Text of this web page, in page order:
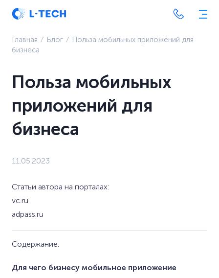
Главная ⁄ Блог ⁄ Польза мобильных приложений для
бизнеса
Польза мобильных
приложений для
бизнеса
11.05.2023
Статьи автора на порталах:
vc.ru
adpass.ru
Содержание:
Для чего бизнесу мобильное приложение